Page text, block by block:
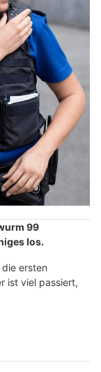
99
los.
ersten
ist viel passiert,